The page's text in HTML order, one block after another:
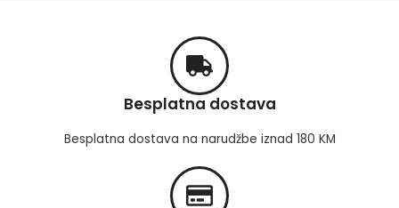
Besplatna dostava
Besplatna dostava na narudžbe iznad 180 KM